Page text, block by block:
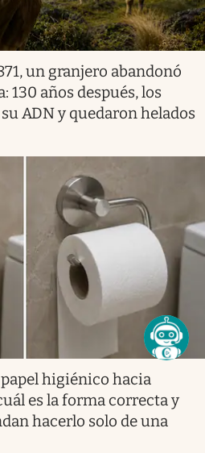
un granjero abandonó
130 años después, los
ADN y quedaron helados
papel higiénico hacia
es la forma correcta y
hacerlo solo de una